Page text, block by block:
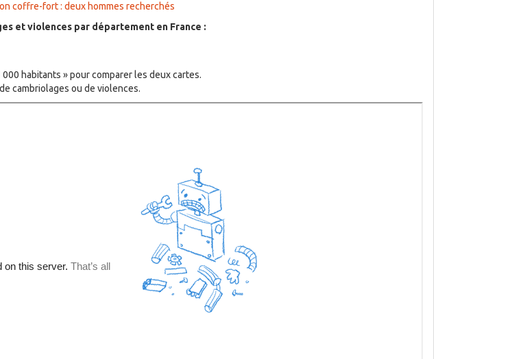
coffre-fort : deux hommes recherchés
et violences par département en France :
habitants » pour comparer les deux cartes.
cambriolages ou de violences.